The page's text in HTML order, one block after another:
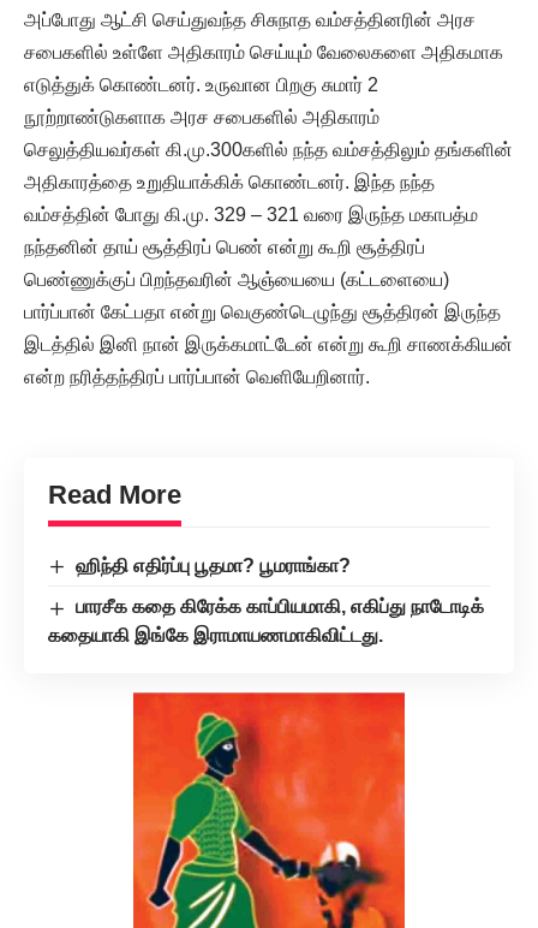
அப்போது ஆட்சி செய்துவந்த சிசுநாத வம்சத்தினரின் அரச
சபைகளில் உள்ளே அதிகாரம் செய்யும் வேலைகளை அதிகமாக
எடுத்துக் கொண்டனர். உருவான பிறகு சுமார் 2
நூற்றாண்டுகளாக அரச சபைகளில் அதிகாரம்
செலுத்தியவர்கள் கி.மு.300களில் நந்த வம்சத்திலும் தங்களின்
அதிகாரத்தை உறுதியாக்கிக் கொண்டனர். இந்த நந்த
வம்சத்தின் போது கி.மு. 329 – 321 வரை இருந்த மகாபத்ம
நந்தனின் தாய் சூத்திரப் பெண் என்று கூறி சூத்திரப்
பெண்ணுக்குப் பிறந்தவரின் ஆஞ்யையை (கட்டளையை)
பார்ப்பான் கேட்பதா என்று வெகுண்டெழுந்து சூத்திரன் இருந்த
இடத்தில் இனி நான் இருக்கமாட்டேன் என்று கூறி சாணக்கியன்
என்ற நரித்தந்திரப் பார்ப்பான் வெளியேறினார்.
Read More
ஹிந்தி எதிர்ப்பு பூதமா? பூமராங்கா?
பாரசீக கதை கிரேக்க காப்பியமாகி, எகிப்து நாடோடிக்
கதையாகி இங்கே இராமாயணமாகிவிட்டது.